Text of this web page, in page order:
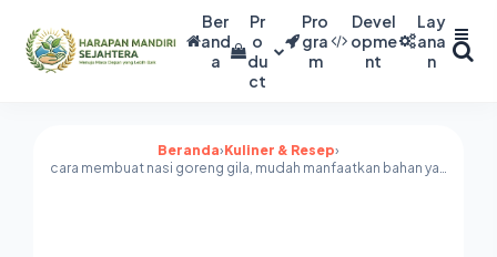
Ber
and
a
Pr
o
du
ct
Pro
gra
m
Devel
opme
nt
Lay
ana
n
Beranda›Kuliner & Resep›
cara membuat nasi goreng gila, mudah manfaatkan bahan yang ada di kulkas kamu